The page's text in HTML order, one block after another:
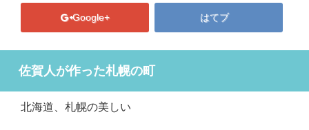
Google+ はてブ
佐賀人が作った札幌の町
北海道、札幌の美しい